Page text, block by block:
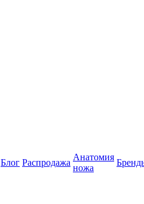
Блог Распродажа
Анатомия
ножа